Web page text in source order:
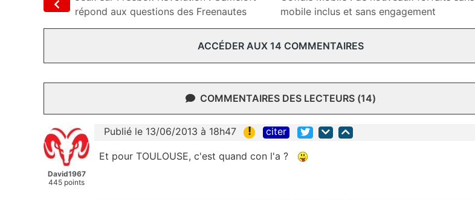
répond aux questions des Freenautes
mobile inclus et sans engagement
ACCÉDER AUX 14 COMMENTAIRES
COMMENTAIRES DES LECTEURS (14)
David1967
445 points
Publié le 13/06/2013 à 18h47 ! citer
Et pour TOULOUSE, c'est quand con l'a ?